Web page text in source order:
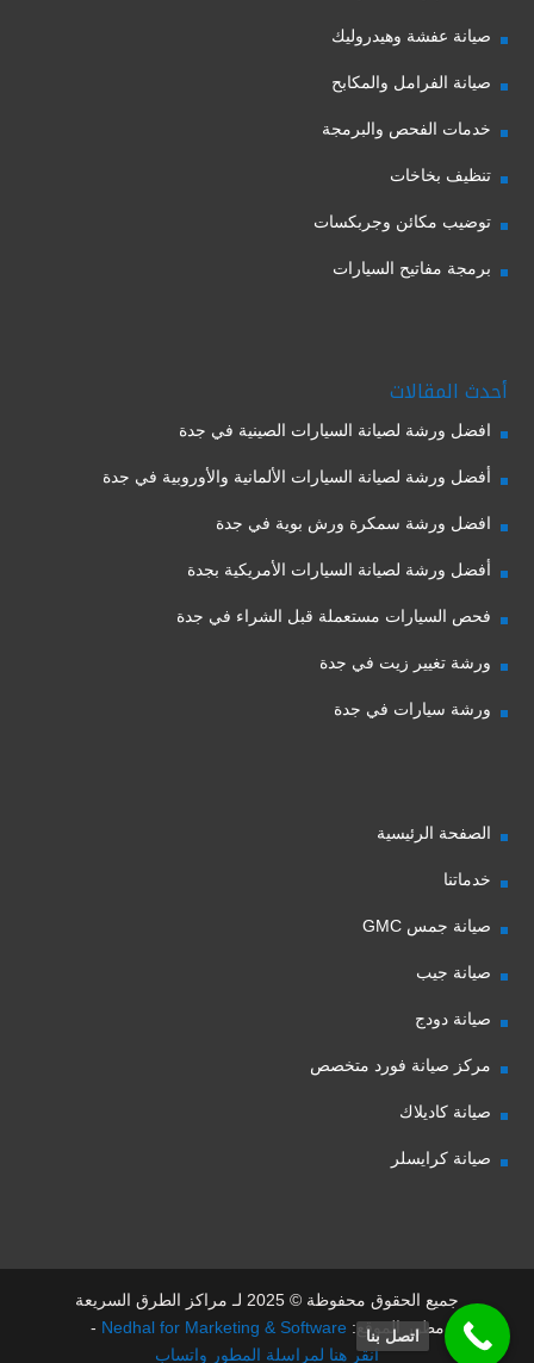
صيانة عفشة وهيدروليك
صيانة الفرامل والمكابح
خدمات الفحص والبرمجة
تنظيف بخاخات
توضيب مكائن وجربكسات
برمجة مفاتيح السيارات
أحدث المقالات
افضل ورشة لصيانة السيارات الصينية في جدة
أفضل ورشة لصيانة السيارات الألمانية والأوروبية في جدة
افضل ورشة سمكرة ورش بوية في جدة
أفضل ورشة لصيانة السيارات الأمريكية بجدة
فحص السيارات مستعملة قبل الشراء في جدة
ورشة تغيير زيت في جدة
ورشة سيارات في جدة
الصفحة الرئيسية
خدماتنا
صيانة جمس GMC
صيانة جيب
صيانة دودج
مركز صيانة فورد متخصص
صيانة كاديلاك
صيانة كرايسلر
جميع الحقوق محفوظة © 2025 لـ مراكز الطرق السريعة
مطور الموقع: Nedhal for Marketing & Software
-
انقر هنا لمراسلة المطور واتساب
اتصل بنا